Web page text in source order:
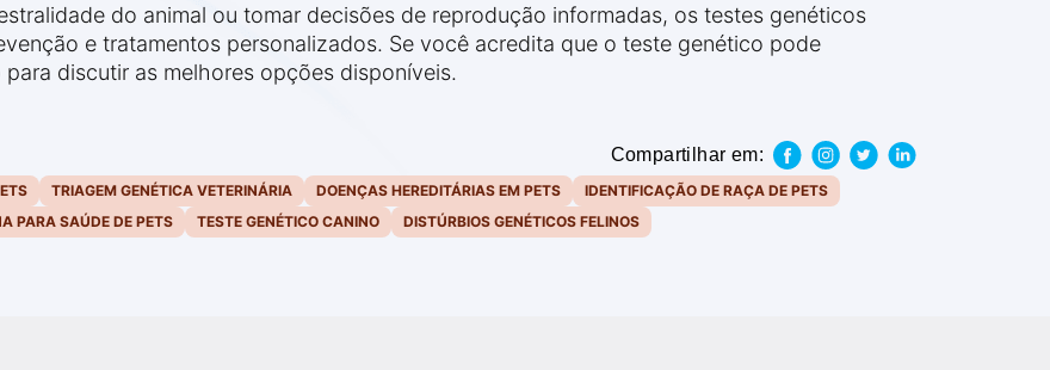
do animal ou tomar decisões de reprodução informadas, os testes genéticos
e tratamentos personalizados. Se você acredita que o teste genético pode
discutir as melhores opções disponíveis.
Compartilhar em:
TRIAGEM GENÉTICA VETERINÁRIA DOENÇAS HEREDITÁRIAS EM PETS
IDENTIFICAÇÃO DE RAÇA DE PETS
PARA SAÚDE DE PETS TESTE GENÉTICO CANINO
DISTÚRBIOS GENÉTICOS FELINOS